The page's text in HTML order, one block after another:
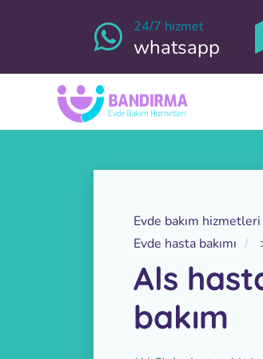
24/7 hizmet
whatsapp
Evde bakım hizmetleri
Evde hasta bakımı
Als
bakım